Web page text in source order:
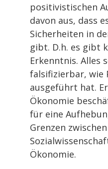
positivistischen
davon aus, dass
Sicherheiten in
gibt. D.h. es gibt
Erkenntnis. Alles
falsifizierbar, wie
ausgeführt hat.
Ökonomie
für eine
Grenzen zwischen
Ökonomie.